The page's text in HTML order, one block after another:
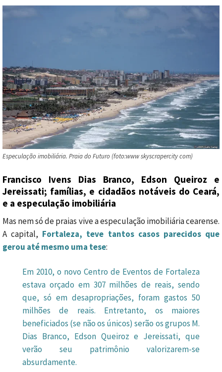
Especulação imobiliária. Praia do Futuro (foto:www skyscrapercity com)
Francisco Ivens Dias Branco, Edson Queiroz e
Jereissati; famílias, e cidadãos notáveis do Ceará,
e a especulação imobiliária
Mas nem só de praias vive a especulação imobiliária cearense.
A capital, Fortaleza, teve tantos casos parecidos que
gerou até mesmo uma tese:
Em 2010, o novo Centro de Eventos de Fortaleza
estava orçado em 307 milhões de reais, sendo
que, só em desapropriações, foram gastos 50
milhões de reais. Entretanto, os maiores
beneficiados (se não os únicos) serão os grupos M.
Dias Branco, Edson Queiroz e Jereissati, que
verão seu patrimônio valorizarem-se
absurdamente.